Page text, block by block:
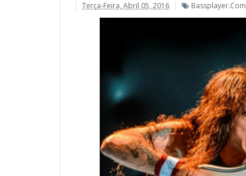
Terça-Feira, Abril 05, 2016 Bassplayer.com